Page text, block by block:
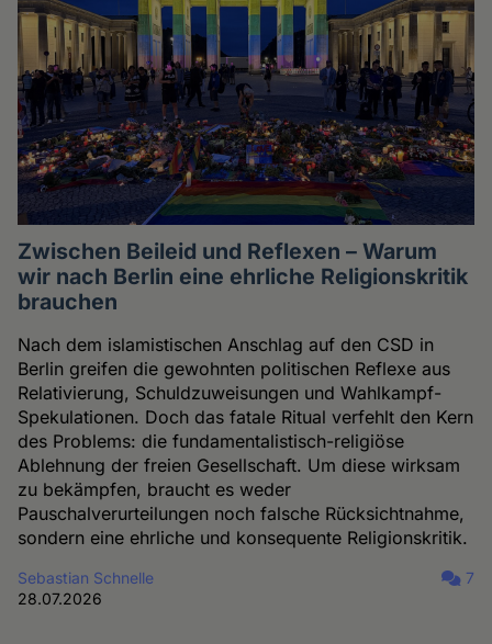
Zwischen Beileid und Reflexen – Warum
wir nach Berlin eine ehrliche Religionskritik
brauchen
Nach dem islamistischen Anschlag auf den CSD in
Berlin greifen die gewohnten politischen Reflexe aus
Relativierung, Schuldzuweisungen und Wahlkampf-
Spekulationen. Doch das fatale Ritual verfehlt den Kern
des Problems: die fundamentalistisch-religiöse
Ablehnung der freien Gesellschaft. Um diese wirksam
zu bekämpfen, braucht es weder
Pauschalverurteilungen noch falsche Rücksichtnahme,
sondern eine ehrliche und konsequente Religionskritik.
Sebastian Schnelle
28.07.2026
7